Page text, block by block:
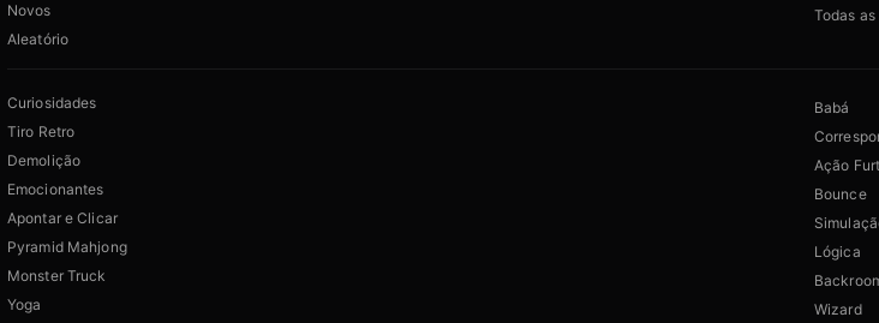
Novos
Aleatório
Todas
Curiosidades
Tiro Retro
Demolição
Emocionantes
Apontar e Clicar
Pyramid Mahjong
Monster Truck
Yoga
Babá
Ação
Bounce
Lógica
Wizard